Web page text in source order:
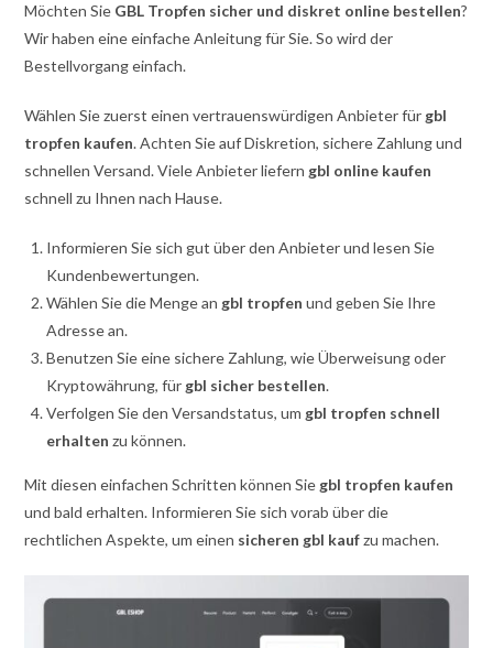
Möchten Sie GBL Tropfen sicher und diskret online bestellen?
Wir haben eine einfache Anleitung für Sie. So wird der
Bestellvorgang einfach.
Wählen Sie zuerst einen vertrauenswürdigen Anbieter fürgbl
tropfen kaufen. Achten Sie auf Diskretion, sichere Zahlung und
schnellen Versand. Viele Anbieter lieferngbl online kaufen
schnell zu Ihnen nach Hause.
Informieren Sie sich gut über den Anbieter und lesen Sie
Kundenbewertungen.
Wählen Sie die Menge angbl tropfen und geben Sie Ihre
Adresse an.
Benutzen Sie eine sichere Zahlung, wie Überweisung oder
Kryptowährung, fürgbl sicher bestellen.
Verfolgen Sie den Versandstatus, umgbl tropfen schnell
erhalten zu können.
Mit diesen einfachen Schritten können Siegbl tropfen kaufen
und bald erhalten. Informieren Sie sich vorab über die
rechtlichen Aspekte, um einen sicheren gbl kaufzu machen.